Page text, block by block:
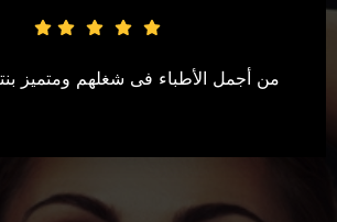
من أجمل الأطباء فى شغلهم ومتميز